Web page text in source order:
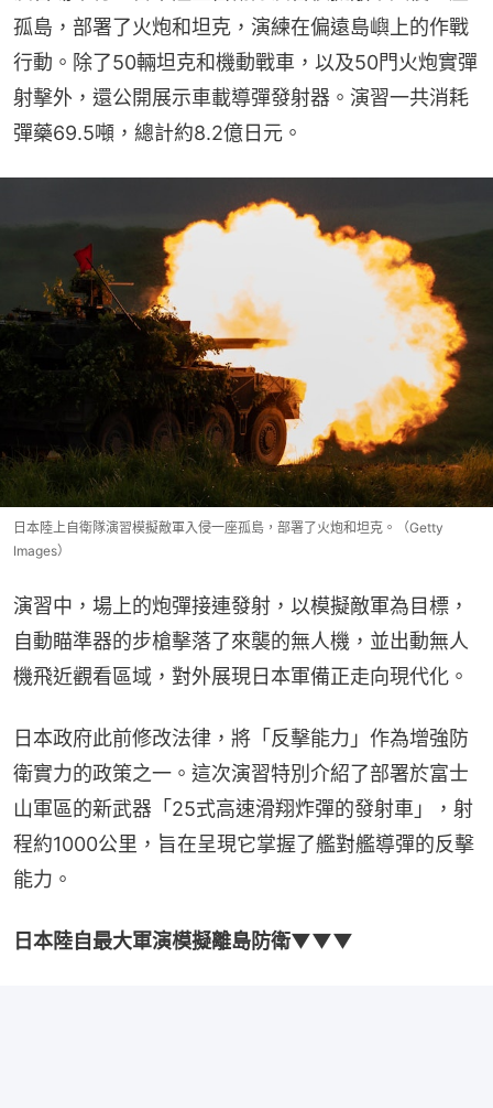
孤島，部署了火炮和坦克，演練在偏遠島嶼上的作戰
行動。除了50輛坦克和機動戰車，以及50門火炮實彈
射擊外，還公開展示車載導彈發射器。演習一共消耗
彈藥69.5噸，總計約8.2億日元。
日本陸上自衛隊演習模擬敵軍入侵一座孤島，部署了火炮和坦克。（Getty
Images）
演習中，場上的炮彈接連發射，以模擬敵軍為目標，
自動瞄準器的步槍擊落了來襲的無人機，並出動無人
機飛近觀看區域，對外展現日本軍備正走向現代化。
日本政府此前修改法律，將「反擊能力」作為增強防
衛實力的政策之一。這次演習特別介紹了部署於富士
山軍區的新武器「25式高速滑翔炸彈的發射車」，射
程約1000公里，旨在呈現它掌握了艦對艦導彈的反擊
能力。
日本陸自最大軍演模擬離島防衛▼▼▼